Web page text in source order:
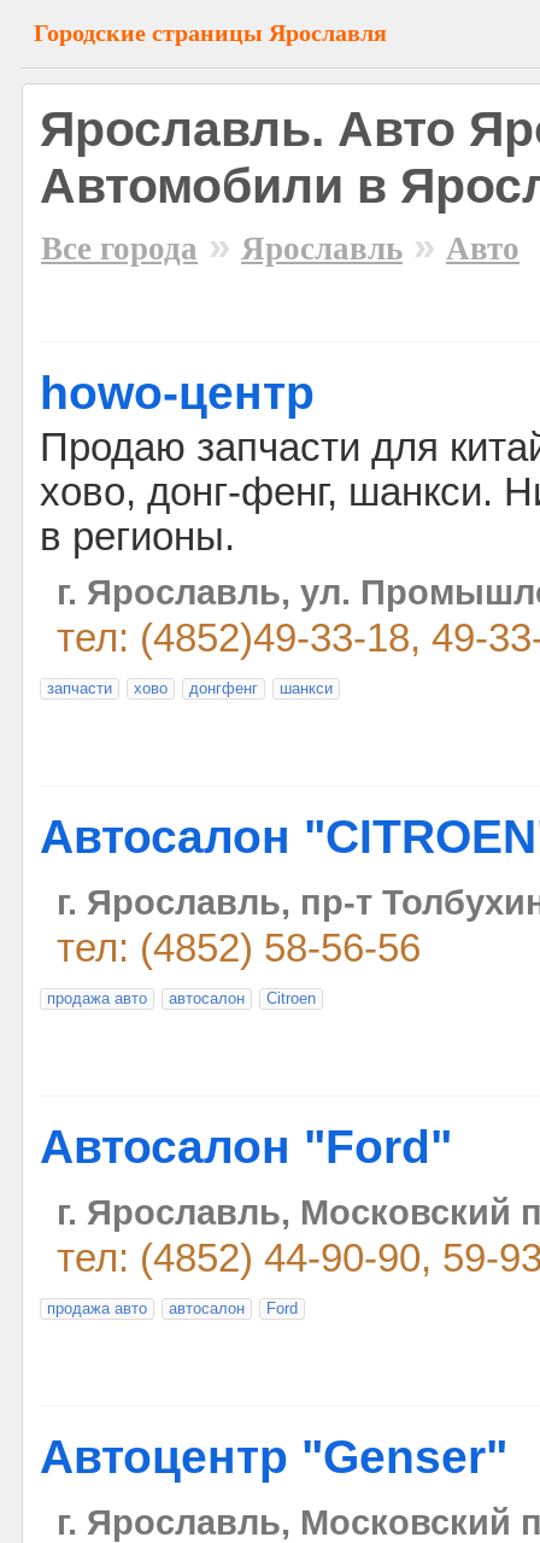
Городские страницы Ярославля
Ярославль. Авто
Автомобили в
Все города » Ярославль » Авто
howo-центр
Продаю запчасти для
хово, донг-фенг, шанкси.
в регионы.
г. Ярославль, ул.
тел: (4852)49-33-18, 49-
запчасти хово донгфенг шанкси
Автосалон
г. Ярославль, пр-т
тел: (4852) 58-56-56
продажа авто автосалон Citroen
Автосалон "Ford"
г. Ярославль, Московский
тел: (4852) 44-90-90, 59-
продажа авто автосалон Ford
Автоцентр "Genser"
г. Ярославль, Московский